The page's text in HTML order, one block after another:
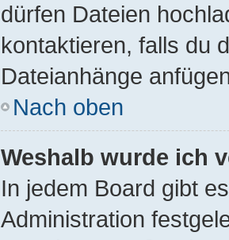
dürfen Dateien
kontaktieren, falls du
Dateianhänge
Nach oben
Weshalb wurde ich
In jedem Board gibt
Administration